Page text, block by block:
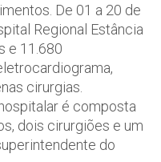
De 01 a 20 de
Regional Estância
e 11.680
cirurgias.
é composta
dois cirurgiões e um
do